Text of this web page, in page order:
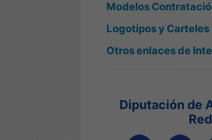
Modelos
Logotipos y Carteles
Otros enlaces de
Diputación de
Red